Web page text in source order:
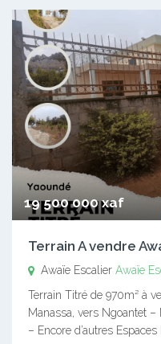
19 500 000 xaf
Terrain A vendre
Awaïe Escalier Awaïe
Terrain Titré de 970m² à
Manassa, vers Ngoantet
– Encore d’autres